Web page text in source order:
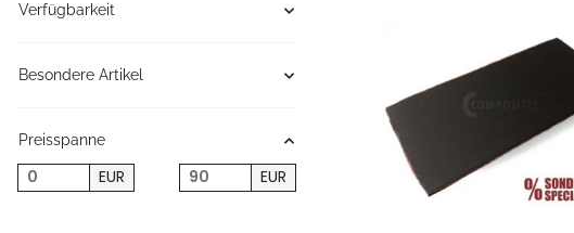
Verfügbarkeit
Besondere Artikel
Preisspanne
EUR EUR